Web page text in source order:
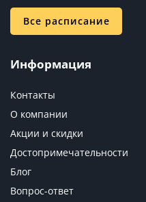
Все расписание
Информация
Контакты
О компании
Акции и скидки
Достопримечательности
Блог
Вопрос-ответ